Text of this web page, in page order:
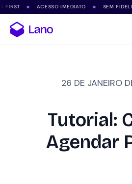
ACESSO IMEDIATO ● SEM FIDELIDADE ●
26 DE JANEIRO
Tutorial:
Agendar